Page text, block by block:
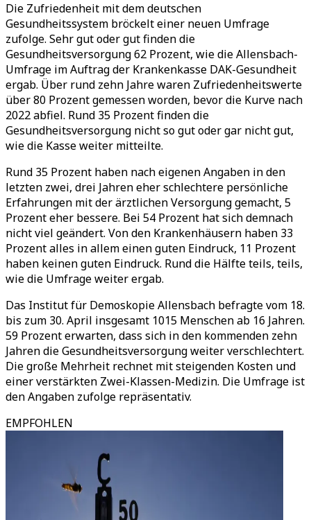
Die Zufriedenheit mit dem deutschen
Gesundheitssystem bröckelt einer neuen Umfrage
zufolge. Sehr gut oder gut finden die
Gesundheitsversorgung 62 Prozent, wie die Allensbach-
Umfrage im Auftrag der Krankenkasse DAK-Gesundheit
ergab. Über rund zehn Jahre waren Zufriedenheitswerte
über 80 Prozent gemessen worden, bevor die Kurve nach
2022 abfiel. Rund 35 Prozent finden die
Gesundheitsversorgung nicht so gut oder gar nicht gut,
wie die Kasse weiter mitteilte.
Rund 35 Prozent haben nach eigenen Angaben in den
letzten zwei, drei Jahren eher schlechtere persönliche
Erfahrungen mit der ärztlichen Versorgung gemacht, 5
Prozent eher bessere. Bei 54 Prozent hat sich demnach
nicht viel geändert. Von den Krankenhäusern haben 33
Prozent alles in allem einen guten Eindruck, 11 Prozent
haben keinen guten Eindruck. Rund die Hälfte teils, teils,
wie die Umfrage weiter ergab.
Das Institut für Demoskopie Allensbach befragte vom 18.
bis zum 30. April insgesamt 1015 Menschen ab 16 Jahren.
59 Prozent erwarten, dass sich in den kommenden zehn
Jahren die Gesundheitsversorgung weiter verschlechtert.
Die große Mehrheit rechnet mit steigenden Kosten und
einer verstärkten Zwei-Klassen-Medizin. Die Umfrage ist
den Angaben zufolge repräsentativ.
EMPFOHLEN